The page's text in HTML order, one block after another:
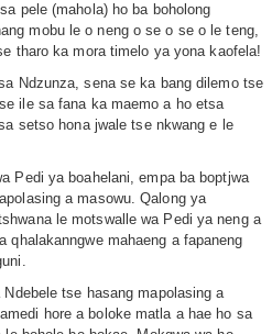
pele (mahola) ho ba boholong
mobu le o neng o se o se o le teng,
tharo ka mora timelo ya yona kaofela!
Ndzunza, sena se ka bang dilemo tse
ile sa fana ka maemo a ho etsa
setso hona jwale tse nkwang e le
Pedi ya boahelani, empa ba boptjwa
a masowu. Qalong ya
le motswalle wa Pedi ya neng a
qhalakanngwe mahaeng a fapaneng
tse hasang mapolasing a
hore a boloke matla a hae ho sa